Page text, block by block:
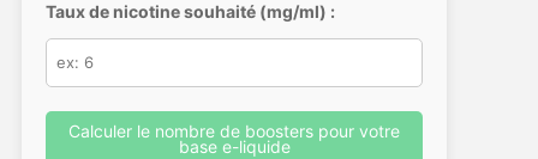
Taux de nicotine souhaité (mg/ml) :
Calculer le nombre de boosters pour votre
base e-liquide